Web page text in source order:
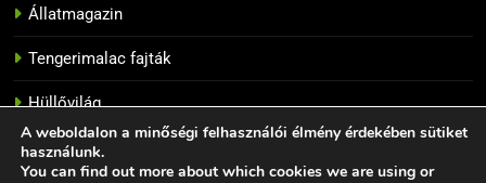
15
Hogyan szelídítsünk meg egy
törpepapagájt?
BLOG GONDOZÁS
Állatmagazin
Tengerimalac fajták
Hüllővilág
A weboldalon a minőségi felhasználói élmény érdekében sütiket
használunk.
You can find out more about which cookies we are using or